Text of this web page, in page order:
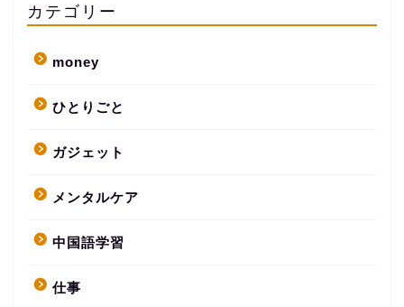
カテゴリー
money
ひとりごと
ガジェット
メンタルケア
中国語学習
仕事